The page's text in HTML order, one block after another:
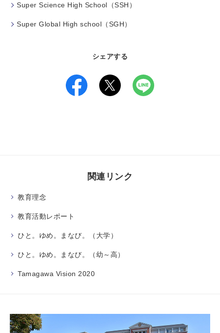
Super Science High School（SSH）
Super Global High school（SGH）
シェアする
関連リンク
教育理念
教育活動レポート
ひと。ゆめ。まなび。（大学）
ひと。ゆめ。まなび。（幼～高）
Tamagawa Vision 2020